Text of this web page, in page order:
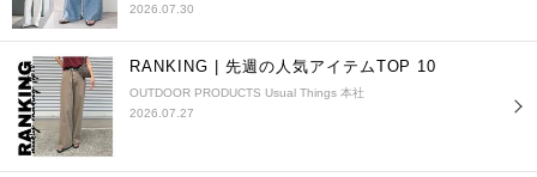
2026.07.30
RANKING | 先週の人気アイテムTOP 10
OUTDOOR PRODUCTS Usual Things 本社
2026.07.27